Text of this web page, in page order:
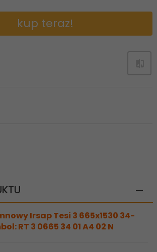
kup teraz!
Irsap Tesi 3 665x1530 34-
RT 3 0665 34 01 A4 02 N